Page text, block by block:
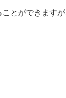
とができます